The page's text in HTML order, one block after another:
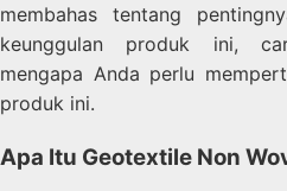
membahas tentang
keunggulan produk ini,
mengapa Anda perlu
produk ini.
Apa Itu Geotextile Non